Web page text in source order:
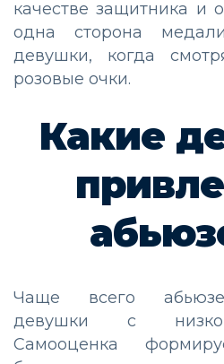
качестве защитника и
одна сторона
девушки, когда
розовые очки.
Какие
Чаще всего
девушки с
Самооценка